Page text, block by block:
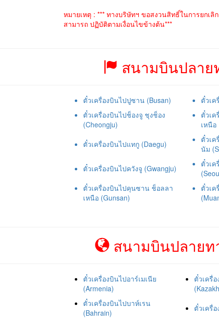
หมายเหตุ : *** ทางบริษัทฯ ขอสงวนสิทธิ์ในการยกเ
สามารถ ปฏิบัติตามเงื่อนไขข้างต้น***
สนามบินปลาย
ตั๋วเครื่องบินไปปูซาน (Busan)
ตั๋วเค
ตั๋วเครื่องบินไปช็องจู ชุงช็อง
(Cheongju)
ตั๋วเ
เหนือ
ตั๋วเครื่องบินไปแทกู (Daegu)
ตั๋วเ
นัม
ตั๋วเครื่องบินไปควังจู (Gwangju)
ตั๋วเค
ตั๋วเครื่องบินไปคุนซาน ช็อลลา
เหนือ (Gunsan)
ตั๋วเ
สนามบินปลายท
ตั๋วเครื่องบินไปอาร์เมเนีย
(Armenia)
ตั๋วเครื่
ตั๋วเครื่องบินไปบาห์เรน
(Bahrain)
ตั๋วเครื่